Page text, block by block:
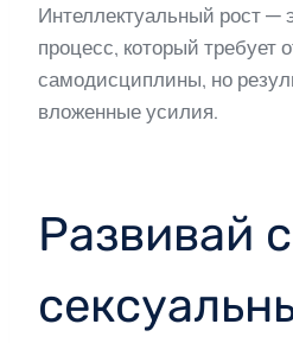
Интеллектуальный рост —
процесс, который требует
самодисциплины, но
вложенные усилия.
Развивай